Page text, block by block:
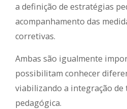
a definição de estratégias
acompanhamento das
corretivas.
Ambas são igualmente
possibilitam conhecer
viabilizando a integração de
pedagógica.